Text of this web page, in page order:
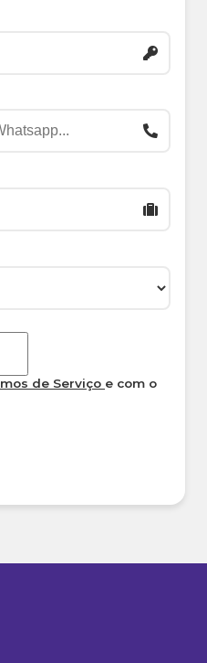
de Serviço e com o